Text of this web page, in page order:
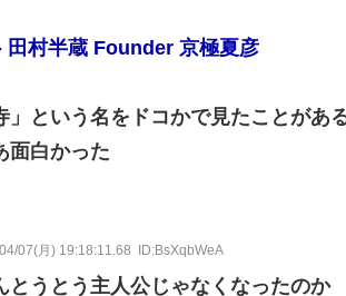
田村半蔵 Founder 京極夏彦
」という名をドコかで見たことがあ
面白かった
07(月) 19:18:11.68 ID:BsXqbWeA
とうとう主人公じゃなくなったのか